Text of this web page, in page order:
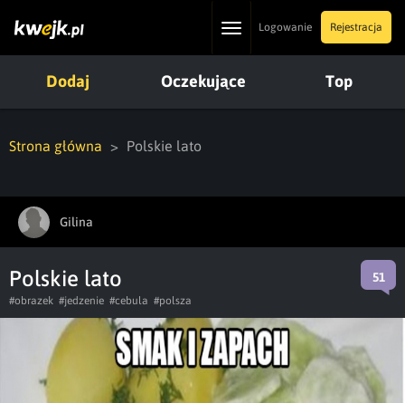
ToggleLogowanie Rejestracja
Dodaj Oczekujące Top
Strona główna Polskie lato
Gilina
Polskie lato 51
#obrazek #jedzenie #cebula #polsza